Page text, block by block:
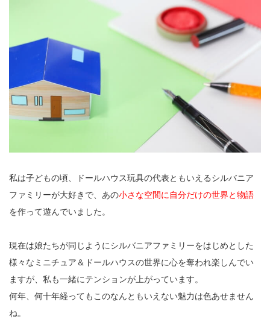
私は子どもの頃、ドールハウス玩具の代表ともいえるシルバニア
ファミリーが大好きで、あの小さな空間に自分だけの世界と物語
を作って遊んでいました。
現在は娘たちが同じようにシルバニアファミリーをはじめとした
様々なミニチュア＆ドールハウスの世界に心を奪われ楽しんでい
ますが、私も一緒にテンションが上がっています。
何年、何十年経ってもこのなんともいえない魅力は色あせません
ね。